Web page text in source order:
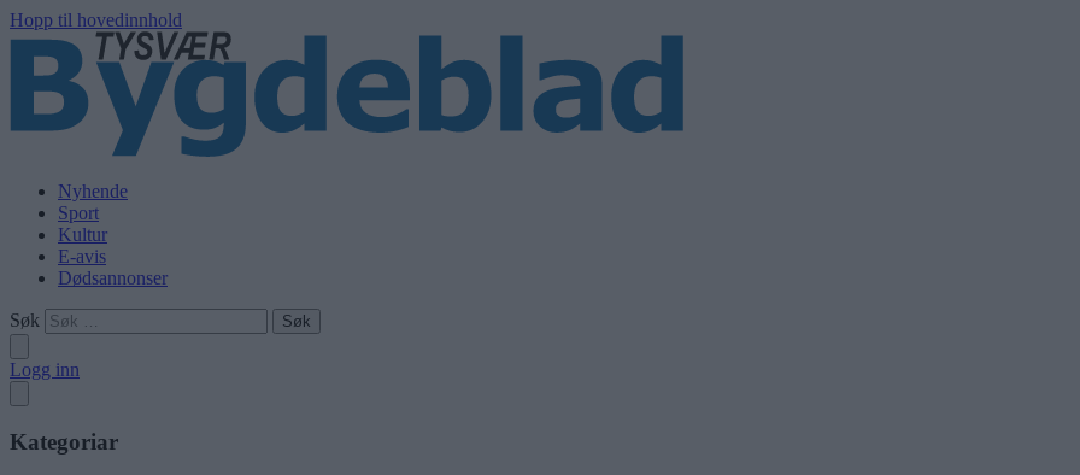
Hopp til hovedinnhold
Nyhende
Sport
Kultur
E-avis
Dødsannonser
Søk
Logg inn
Kategoriar